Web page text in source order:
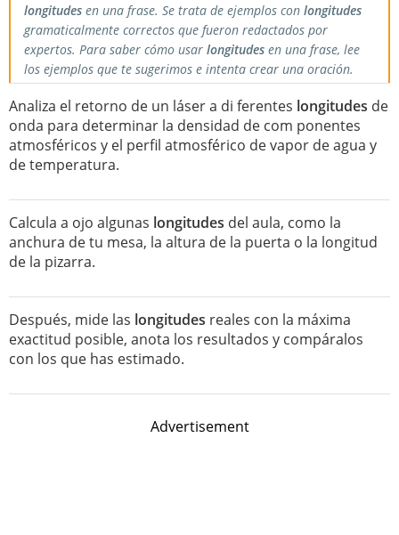
longitudes en una frase. Se trata de ejemplos con longitudes
gramaticalmente correctos que fueron redactados por
expertos. Para saber cómo usar longitudes en una frase, lee
los ejemplos que te sugerimos e intenta crear una oración.
Analiza el retorno de un láser a di ferentes longitudes de
onda para determinar la densidad de com ponentes
atmosféricos y el perfil atmosférico de vapor de agua y
de temperatura.
Calcula a ojo algunas longitudes del aula, como la
anchura de tu mesa, la altura de la puerta o la longitud
de la pizarra.
Después, mide las longitudes reales con la máxima
exactitud posible, anota los resultados y compáralos
con los que has estimado.
Advertisement